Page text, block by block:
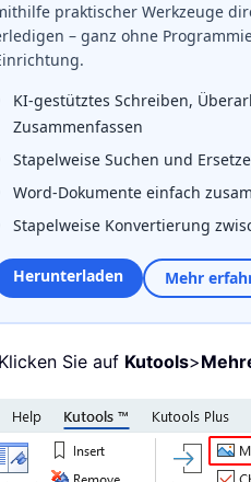
praktischer Werkzeuge
– ganz ohne
KI-gestütztes Schreiben,
Zusammenfassen
Stapelweise Suchen und
Word-Dokumente einfach
Stapelweise Konvertierung
Herunterladen Mehr
Klicken Sie auf Kutools>